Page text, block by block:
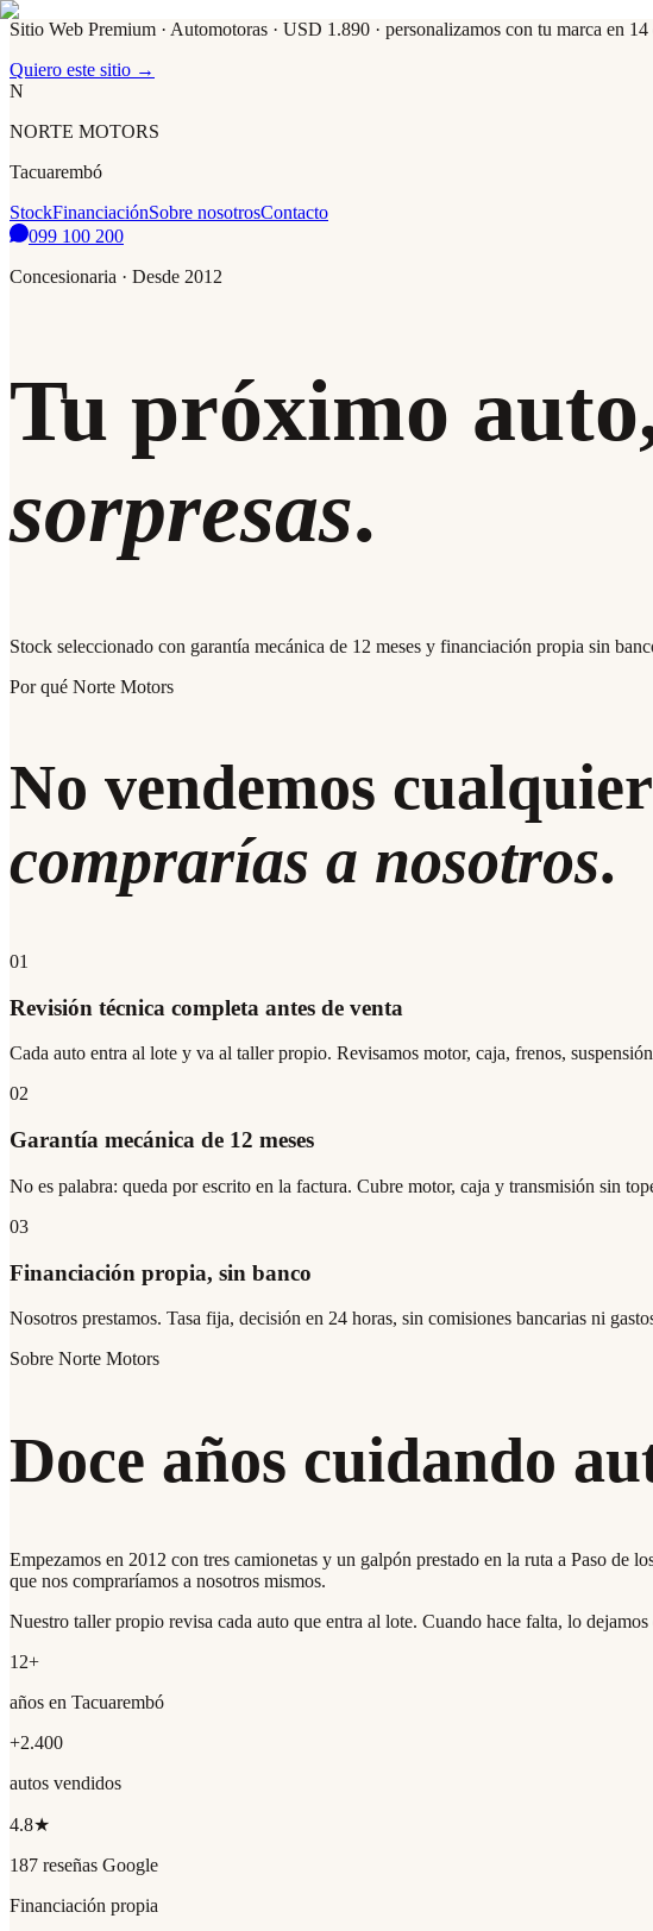
Sitio Web Premium · Automotoras · USD 1.890 · personalizamos con tu marca en
Quiero este sitio →
N
NORTE MOTORS
Tacuarembó
StockFinanciaciónSobre nosotrosContacto
099 100 200
Concesionaria · Desde 2012
Tu próximo
sorpresas.
Stock seleccionado con garantía mecánica de 12 meses y financiación propia sin
Por qué Norte Motors
No vendemos
comprarías a nosotros.
01
Revisión técnica completa antes de venta
Cada auto entra al lote y va al taller propio. Revisamos motor, caja, frenos,
02
Garantía mecánica de 12 meses
No es palabra: queda por escrito en la factura. Cubre motor, caja y transmisión sin
03
Financiación propia, sin banco
Nosotros prestamos. Tasa fija, decisión en 24 horas, sin comisiones bancarias ni
Sobre Norte Motors
Doce años cuidando
Empezamos en 2012 con tres camionetas y un galpón prestado en la ruta a Paso
que nos compraríamos a nosotros mismos.
Nuestro taller propio revisa cada auto que entra al lote. Cuando hace falta, lo
12+
años en Tacuarembó
+2.400
autos vendidos
4.8★
187 reseñas Google
Financiación propia